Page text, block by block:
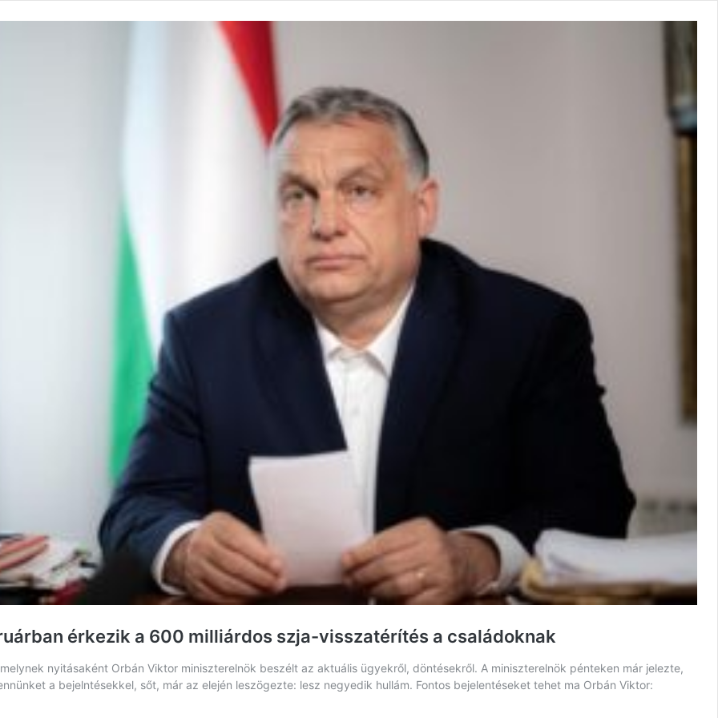
érkezik a 600 milliárdos szja-visszatérítés a családoknak
nyitásaként Orbán Viktor miniszterelnök beszélt az aktuális ügyekről, döntésekről. A miniszterelnök pénteken már jelezte,
a bejelntésekkel, sőt, már az elején leszögezte: lesz negyedik hullám. Fontos bejelentéseket tehet ma Orbán Viktor: